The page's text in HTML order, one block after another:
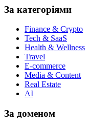
За категоріями
Finance & Crypto
Tech & SaaS
Health & Wellness
Travel
E-commerce
Media & Content
Real Estate
AI
За доменом